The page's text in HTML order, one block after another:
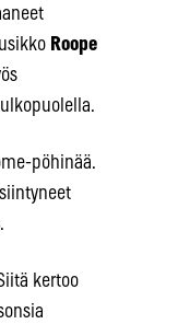
Roope
pöhinää.
.
kertoo